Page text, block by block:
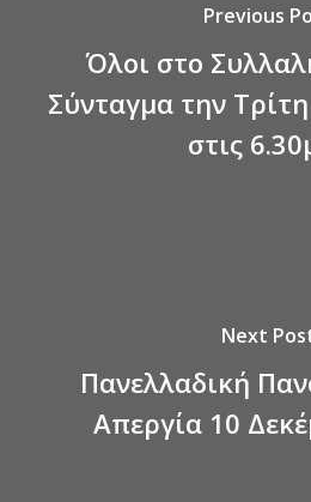
Previous
Όλοι στο
Σύνταγμα την
στις
Next
Πανελλαδική
Απεργία 10